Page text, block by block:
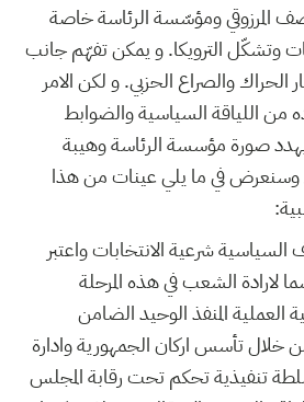
المرزوقي ومؤسّسة الرئاسة خاصة
وتشكّل الترويكا. و يمكن تفهّم جانب
والصراع الحزبي. و لكن الامر
من اللياقة السياسية والضوابط
صورة مؤسسة الرئاسة وهيبة
وسنعرض في ما يلي عينات من هذا
شرعية الانتخابات واعتبر
لارادة الشعب في هذه المرحلة
العملية المنفذ الوحيد الضامن
خلال تأسس اركان الجمهورية وادارة
تنفيذية تحكم تحت رقابة المجلس